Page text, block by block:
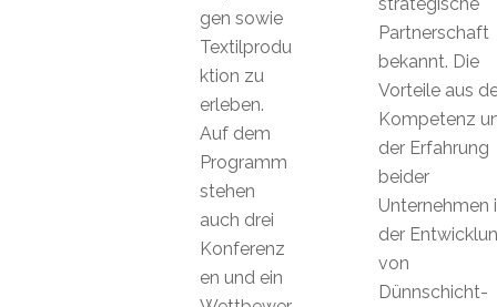
Partnerschaft
bekannt. Die
Vorteile aus
Kompetenz
der Erfahrung
beider
Unternehmen
der
von
Dünnschicht-
gen sowie
Textilprodu
ktion zu
erleben.
Auf dem
Programm
stehen
auch drei
Konferenz
en und ein